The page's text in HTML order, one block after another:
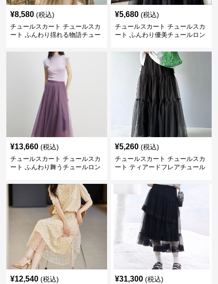
¥8,580 (税込)
チュールスカート チュールスカ
ート ふんわり揺れる物語チュー
¥5,680 (税込)
チュールスカート チュールスカ
ート ふんわり優美チュールロン
¥13,660 (税込)
チュールスカート チュールスカ
ート ふんわり舞うチュールロン
¥5,260 (税込)
チュールスカート チュールスカ
ート ティアードフレアチュール
¥12,540 (税込) ¥31,300 (税込)